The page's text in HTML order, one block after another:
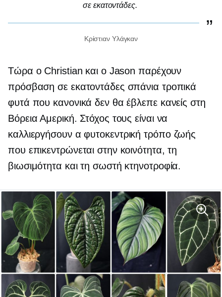
σε εκατοντάδες.
Κρίστιαν Υλάγκαν
Τώρα ο Christian και ο Jason παρέχουν
πρόσβαση σε εκατοντάδες σπάνια τροπικά
φυτά που κανονικά δεν θα έβλεπε κανείς στη
Βόρεια Αμερική. Στόχος τους είναι να
καλλιεργήσουν αφυτοκεντρική τρόπο ζωής
που επικεντρώνεται στην κοινότητα, τη
βιωσιμότητα και τη σωστή κτηνοτροφία.